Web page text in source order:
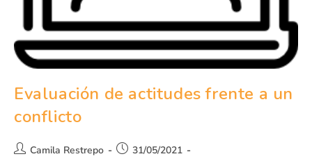
Evaluación de actitudes frente a un
conflicto
Camila Restrepo
31/05/2021